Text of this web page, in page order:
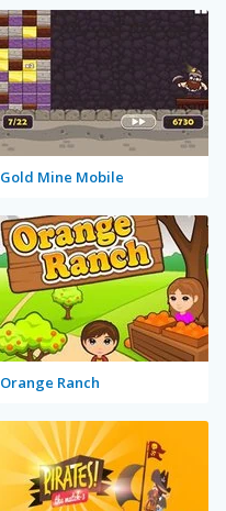
Gold Mine Mobile
Orange Ranch